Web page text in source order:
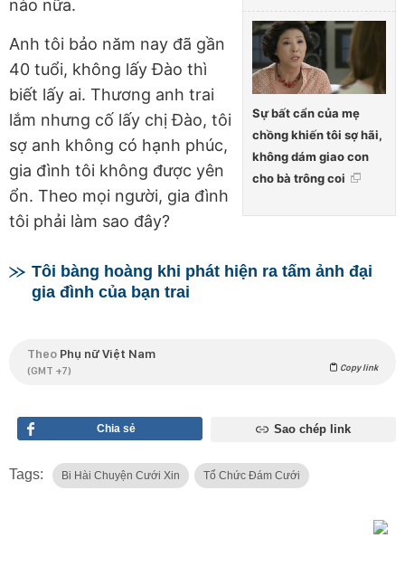
Sự bất cẩn của mẹ
chồng khiến tôi sợ hãi,
không dám giao con
cho bà trông coi
nào nữa.
Anh tôi bảo năm nay đã gần
40 tuổi, không lấy Đào thì
biết lấy ai. Thương anh trai
lắm nhưng cố lấy chị Đào, tôi
sợ anh không có hạnh phúc,
gia đình tôi không được yên
ổn. Theo mọi người, gia đình
tôi phải làm sao đây?
Tôi bàng hoàng khi phát hiện ra tấm ảnh đại
gia đình của bạn trai
Theo Phụ nữ Việt Nam
(GMT +7) Copy link
Chia sẻ Sao chép link
Tags: Bi Hài Chuyện Cưới Xin Tổ Chức Đám Cưới